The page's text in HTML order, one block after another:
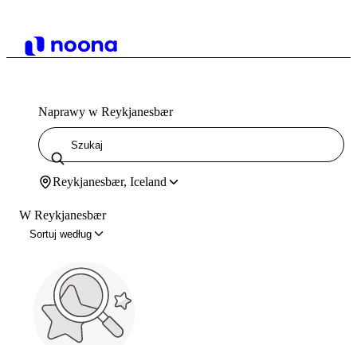
Naprawy w Reykjanesbær
Reykjanesbær, Iceland
W Reykjanesbær
Sortuj według